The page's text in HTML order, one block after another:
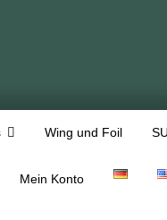
Wing und Foil
Mein Konto